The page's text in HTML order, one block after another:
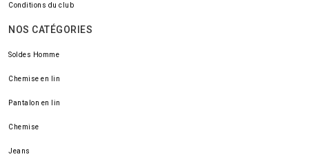
Conditions du club
NOS CATÉGORIES
Soldes Homme
Chemise en lin
Pantalon en lin
Chemise
Jeans